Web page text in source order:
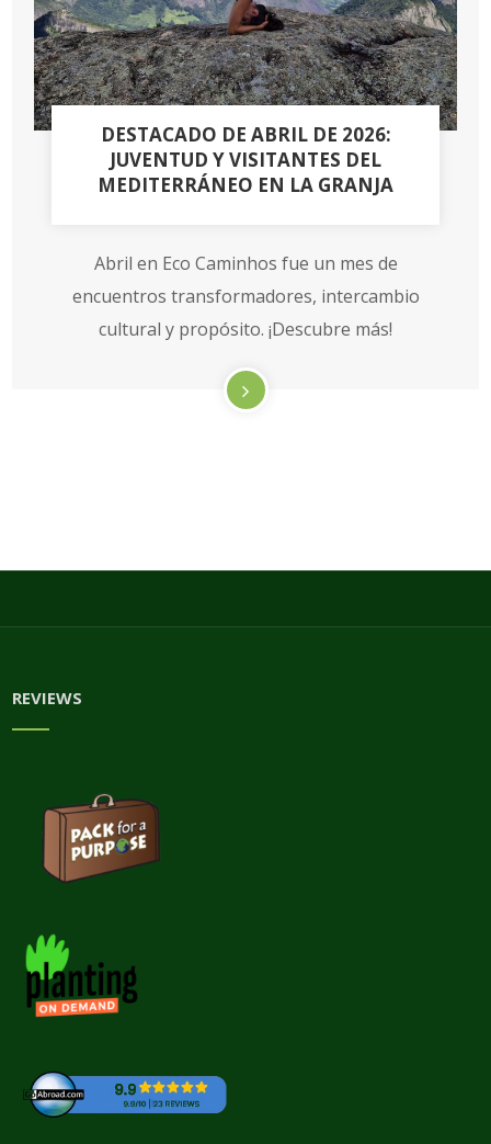
DESTACADO DE ABRIL DE 2026:
JUVENTUD Y VISITANTES DEL
MEDITERRÁNEO EN LA GRANJA
Abril en Eco Caminhos fue un mes de
encuentros transformadores, intercambio
cultural y propósito. ¡Descubre más!
REVIEWS